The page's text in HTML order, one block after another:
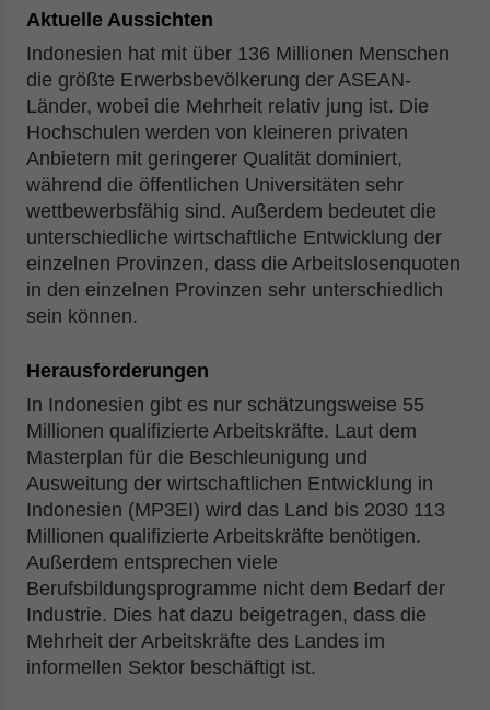
Aktuelle Aussichten
Indonesien hat mit über 136 Millionen Menschen
die größte Erwerbsbevölkerung der ASEAN-
Länder, wobei die Mehrheit relativ jung ist. Die
Hochschulen werden von kleineren privaten
Anbietern mit geringerer Qualität dominiert,
während die öffentlichen Universitäten sehr
wettbewerbsfähig sind. Außerdem bedeutet die
unterschiedliche wirtschaftliche Entwicklung der
einzelnen Provinzen, dass die Arbeitslosenquoten
in den einzelnen Provinzen sehr unterschiedlich
sein können.
Herausforderungen
In Indonesien gibt es nur schätzungsweise 55
Millionen qualifizierte Arbeitskräfte. Laut dem
Masterplan für die Beschleunigung und
Ausweitung der wirtschaftlichen Entwicklung in
Indonesien (MP3EI) wird das Land bis 2030 113
Millionen qualifizierte Arbeitskräfte benötigen.
Außerdem entsprechen viele
Berufsbildungsprogramme nicht dem Bedarf der
Industrie. Dies hat dazu beigetragen, dass die
Mehrheit der Arbeitskräfte des Landes im
informellen Sektor beschäftigt ist.